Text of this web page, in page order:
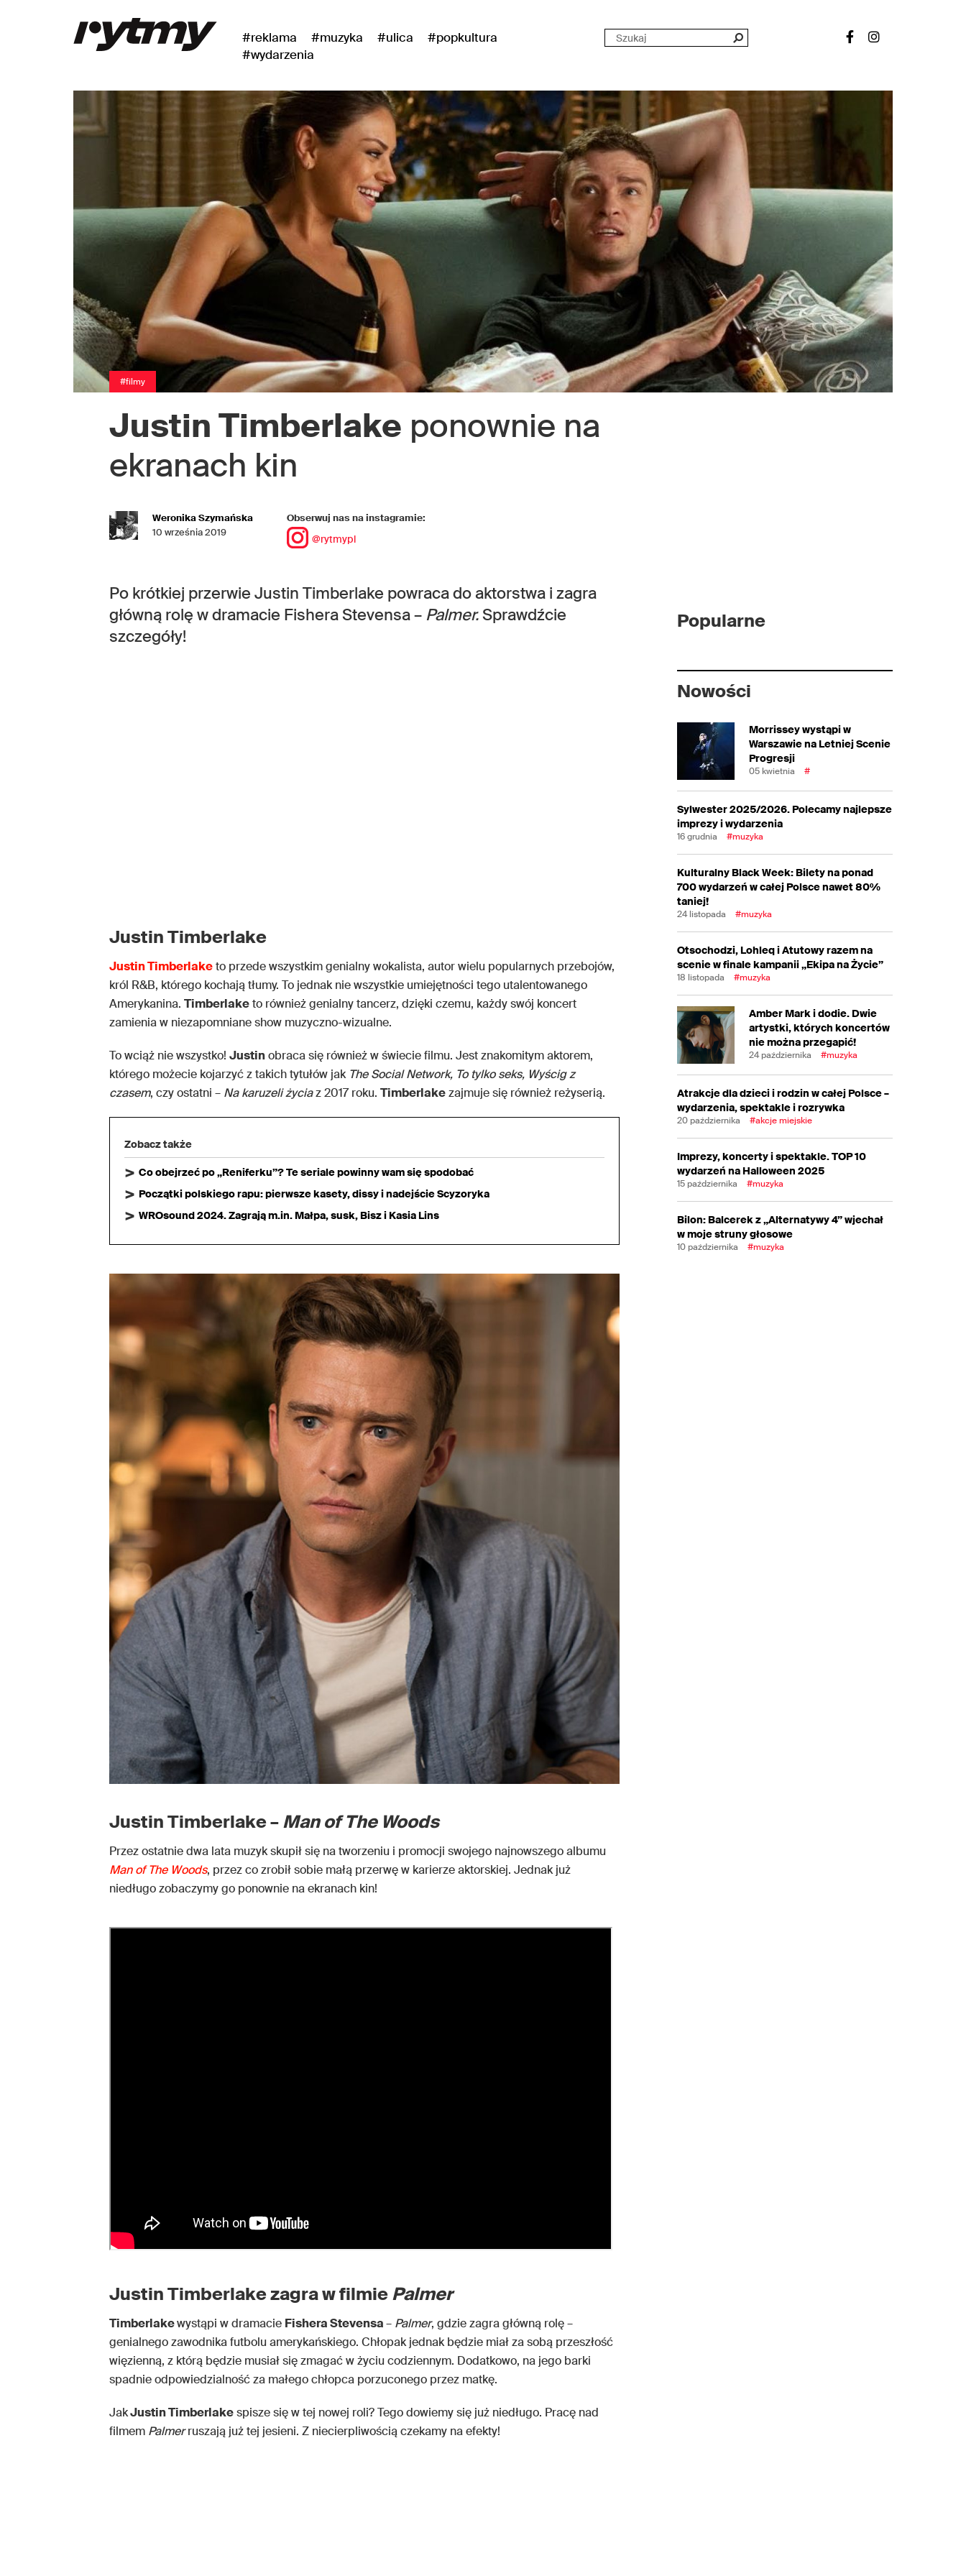
#reklama #muzyka #ulica
#popkultura
#wydarzenia
#filmy
Justin Timberlake ponownie na
ekranach kin
Weronika Szymańska
10 września 2019
Obserwuj nas na instagramie:
@rytmypl
Po krótkiej przerwie Justin Timberlake powraca do aktorstwa i zagra
główną rolę w dramacie Fishera Stevensa – Palmer.Sprawdźcie
szczegóły!
Justin Timberlake
Justin Timberlaketo przede wszystkim genialny wokalista, autor wielu popularnych przebojów,
król R&B, którego kochają tłumy. To jednak nie wszystkie umiejętności tego utalentowanego
Amerykanina. Timberlaketo również genialny tancerz, dzięki czemu, każdy swój koncert
zamienia w niezapomniane show muzyczno-wizualne.
To wciąż nie wszystko! Justinobraca się również w świecie filmu. Jest znakomitym aktorem,
którego możecie kojarzyć z takich tytułów jak The Social Network, To tylko seks, Wyścig z
czasem, czy ostatni – Na karuzeli życiaz 2017 roku. Timberlakezajmuje się również reżyserią.
Zobacz także
Co obejrzeć po „Reniferku”? Te seriale powinny wam się spodobać
Początki polskiego rapu: pierwsze kasety, dissy i nadejście Scyzoryka
WROsound 2024. Zagrają m.in. Małpa, susk, Bisz i Kasia Lins
Justin Timberlake –Man of The Woods
Przez ostatnie dwa lata muzyk skupił się na tworzeniu i promocji swojego najnowszego albumu
Man of The Woods, przez co zrobił sobie małą przerwę w karierze aktorskiej. Jednak już
niedługo zobaczymy go ponownie na ekranach kin!
Justin Timberlake zagra w filmiePalmer
Timberlakewystąpi w dramacie Fishera Stevensa– Palmer, gdzie zagra główną rolę –
genialnego zawodnika futbolu amerykańskiego. Chłopak jednak będzie miał za sobą przeszłość
więzienną, z którą będzie musiał się zmagać w życiu codziennym. Dodatkowo, na jego barki
spadnie odpowiedzialność za małego chłopca porzuconego przez matkę.
JakJustin Timberlakespisze się w tej nowej roli? Tego dowiemy się już niedługo. Pracę nad
filmem Palmerruszają już tej jesieni. Z niecierpliwością czekamy na efekty!
Popularne
Nowości
Morrissey wystąpi w
Warszawie na Letniej Scenie
Progresji
05 kwietnia #
Sylwester 2025/2026. Polecamy najlepsze
imprezy i wydarzenia
16 grudnia #muzyka
Kulturalny Black Week: Bilety na ponad
700 wydarzeń w całej Polsce nawet 80%
taniej!
24 listopada #muzyka
Otsochodzi, Lohleq i Atutowy razem na
scenie w finale kampanii „Ekipa na Życie”
18 listopada #muzyka
Amber Mark i dodie. Dwie
artystki, których koncertów
nie można przegapić!
24 października #muzyka
Atrakcje dla dzieci i rodzin w całej Polsce –
wydarzenia, spektakle i rozrywka
20 października #akcje miejskie
Imprezy, koncerty i spektakle. TOP 10
wydarzeń na Halloween 2025
15 października #muzyka
Bilon: Balcerek z „Alternatywy 4” wjechał
w moje struny głosowe
10 października #muzyka